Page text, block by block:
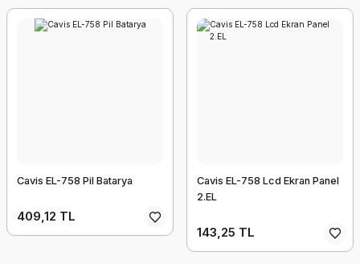
Cavis EL-758 Pil Batarya
409,12 TL
Cavis EL-758 Lcd Ekran Panel
2.EL
143,25 TL